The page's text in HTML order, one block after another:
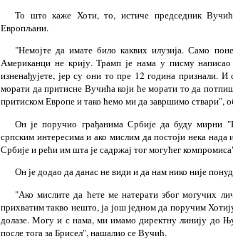
То што каже Хоти, то, истиче председник
Европљани.
"Немојте да имате било каквих илузија. Само
Американци не крију. Трамп је нама у писму
изненађујете, јер су они то пре 12 година признали.
морати да притисне Вучића који ће морати то да
притиском Европе и тако ћемо ми да завршимо ствари",
Он је поручио грађанима Србије да буду мирни
српским интересима и ако мислим да постоји нека
Србије и рећи им шта је садржај тог могућег
Он је додао да данас не види и да нам нико није
"Ако мислите да ћете ме натерати због могучих
прихватим такво нешто, ја још једном да поручим
долазе. Могу и с нама, ми имамо директну линију до
после тога за Брисел", нашалио се Вучић.